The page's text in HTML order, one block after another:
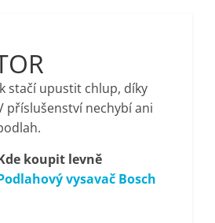
stačí upustit chlup, díky
příslušenství nechybí ani
koupit levně
vysavač Bosch